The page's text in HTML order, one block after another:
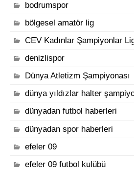
bodrumspor
bölgesel amatör lig
CEV Kadınlar Şampiyonlar
denizlispor
Dünya Atletizm Şampiyonası
dünya yıldızlar halter
dünyadan futbol haberleri
dünyadan spor haberleri
efeler 09
efeler 09 futbol kulübü